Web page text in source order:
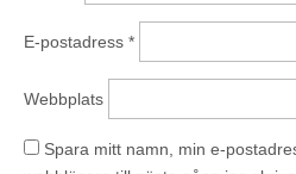
E-postadress *
Webbplats
Spara mitt namn, min e-